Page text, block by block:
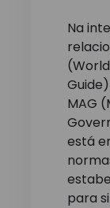
Na
MAG
está
para